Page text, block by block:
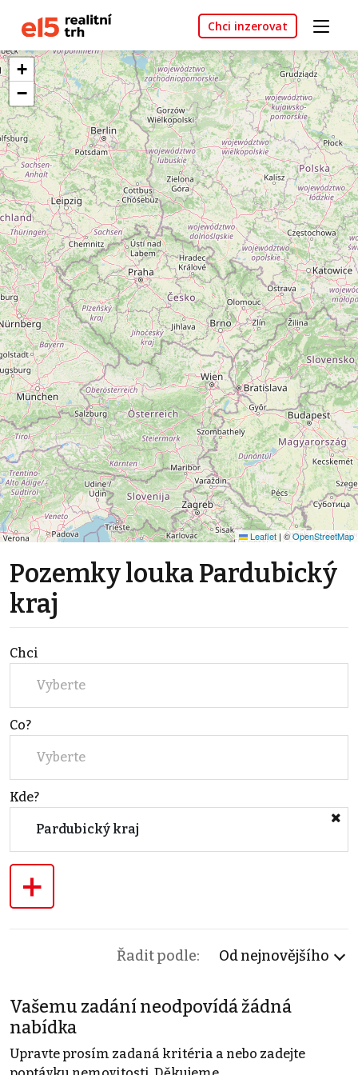
Chci inzerovat
+
−
Leaflet | ©OpenStreetMap
Pozemky louka Pardubický
kraj
Chci
Vyberte
Co?
Vyberte
Kde?
Pardubický kraj
+
Řadit podle: Od nejnovějšího
Vašemu zadání neodpovídá žádná
nabídka
Upravte prosím zadaná kritéria a nebo zadejte